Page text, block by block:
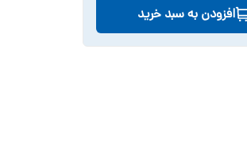
افزودن به سبد خرید